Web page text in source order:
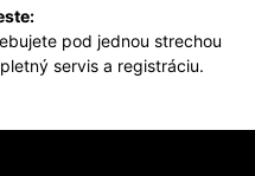
pod jednou strechou
servis a registráciu.